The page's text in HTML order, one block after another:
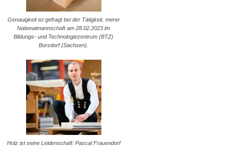
Genauigkeit ist gefragt bei der Tätigkeit. merer
Nationalmannschaft am 28.02.2023 im
Bildungs- und Technologiezentrum (BTZ)
Borsdorf (Sachsen).
Holz ist seine Leidenschaft: Pascal Frauendorf